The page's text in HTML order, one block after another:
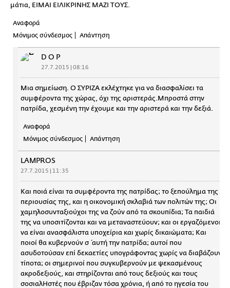
μάτια, ΕΙΜΑΙ ΕΙΛΙΚΡΙΝΗΣ ΜΑΖΙ ΤΟΥΣ.
Αναφορά
Μόνιμος σύνδεσμος
Απάντηση
D O P
27.7.2015 | 08:16
Μια σημείωση. Ο ΣΥΡΙΖΑ εκλέχτηκε για να διασφαλίσει τα
συμφέροντα της χώρας, όχι της αριστεράς.Μπροστά στην
πατρίδα, χεσμένη την έχουμε και την αριστερά και την δεξιά.
Αναφορά
Μόνιμος σύνδεσμος
Απάντηση
LAMPROS
27.7.2015 | 11:35
Και ποιά είναι τα συμφέροντα της πατρίδας; το ξεπούλημα της
περιουσίας της, και η οικονομική σκλαβιά των πολιτών της; Οι
χαμηλοσυνταξιούχοι της να ζούν από τα σκουπίδια; Τα παιδιά
της να υποσιτίζονται και να μεταναστεύουν; και οι εργαζόμενοι
να είναι ανασφάλιστα υποχείρια και χωρίς δικαιώματα; Και
ποιοί θα κυβερνούν σ΄αυτή την πατρίδα; αυτοί που
ασυδοτούσαν επί δεκαετίες υπογράφοντας χωρίς να διαβάζουν
τίποτα; οι σημερινοί που συγκυβερνούν με ψεκασμένους
ακροδεξιούς, και στηρίζονται από τους δεξιούς και τους
σοσιαλΗστές που έβριζαν τόσα χρόνια, ή από το ηγεσία του